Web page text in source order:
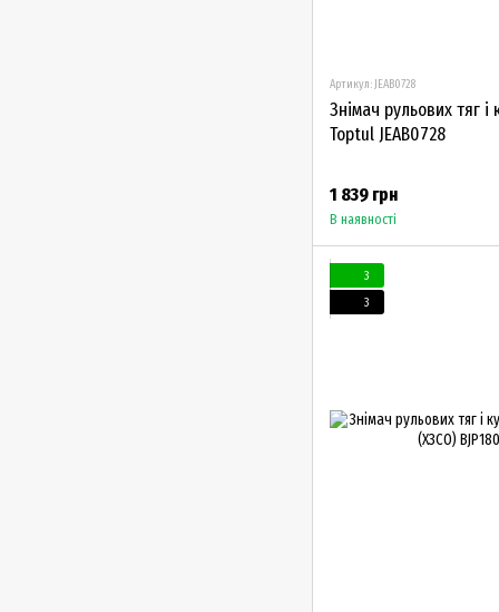
Артикул: JEAB0728
Знімач рульових тяг
Toptul JEAB0728
1 839 грн
В наявності
3
3